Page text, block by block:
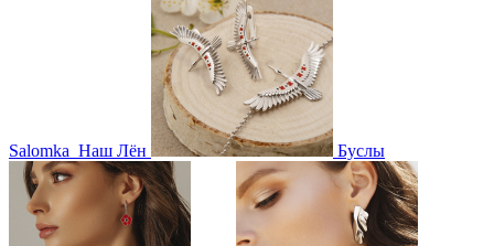
Salomka Наш Лён Буслы